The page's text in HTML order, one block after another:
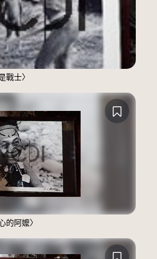
戰士〉
的阿嬤〉